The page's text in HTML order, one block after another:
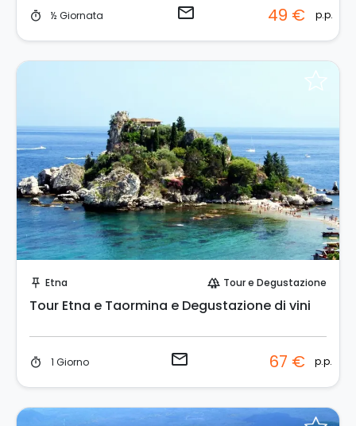
timer ½ Giornata email 49 € p.p.
push_pin Etna forest Tour e Degustazione
Tour Etna e Taormina e Degustazione di vini
timer 1 Giorno email 67 € p.p.